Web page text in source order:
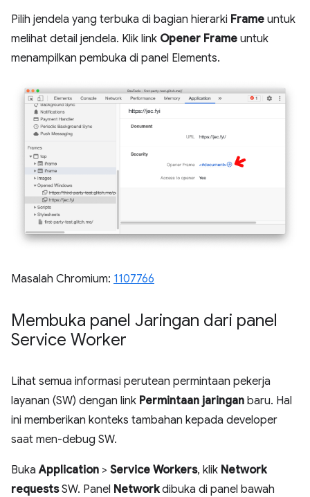
Pilih jendela yang terbuka di bagian hierarki Frame untuk
melihat detail jendela. Klik link Opener Frame untuk
menampilkan pembuka di panel Elements.
Masalah Chromium: 1107766
Membuka panel Jaringan dari panel
Service Worker
Lihat semua informasi perutean permintaan pekerja
layanan (SW) dengan link Permintaan jaringan baru. Hal
ini memberikan konteks tambahan kepada developer
saat men-debug SW.
BukaApplication > Service Workers, klik Network
requestsSW. Panel Networkdibuka di panel bawah